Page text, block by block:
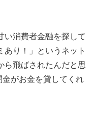
い消費者金融を探して
あり！」というネット
ら飛ばされたんだと思
がお金を貸してくれ